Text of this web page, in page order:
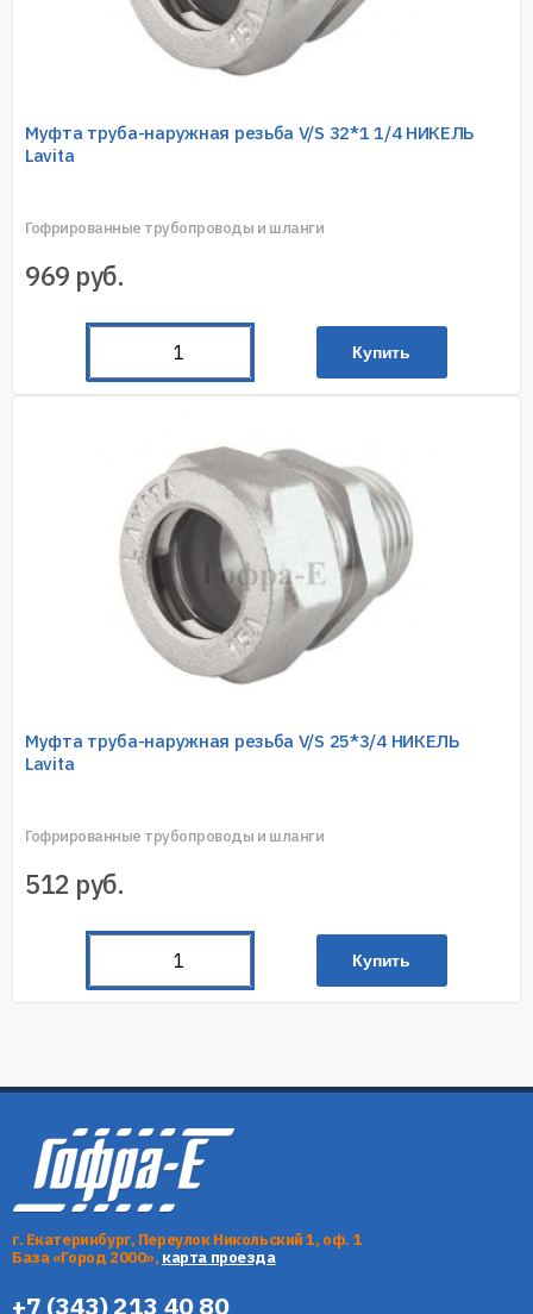
Муфта труба-наружная резьба V/S 32*1 1/4 НИКЕЛЬ
Lavita
Гофрированные трубопроводы и шланги
969 руб.
Купить
Муфта труба-наружная резьба V/S 25*3/4 НИКЕЛЬ
Lavita
Гофрированные трубопроводы и шланги
512 руб.
Купить
г. Екатеринбург, Переулок Никольский 1, оф. 1
База «Город 2000», карта проезда
+7 (343) 213 40 80